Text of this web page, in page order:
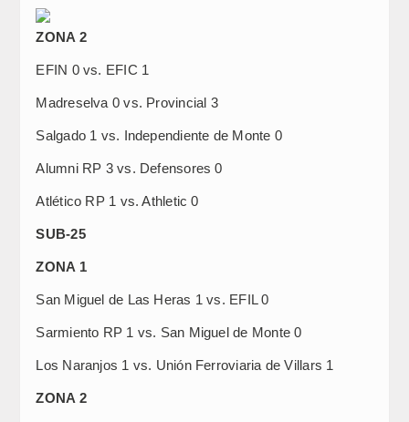
ZONA 2
EFIN 0 vs. EFIC 1
Madreselva 0 vs. Provincial 3
Salgado 1 vs. Independiente de Monte 0
Alumni RP 3 vs. Defensores 0
Atlético RP 1 vs. Athletic 0
SUB-25
ZONA 1
San Miguel de Las Heras 1 vs. EFIL 0
Sarmiento RP 1 vs. San Miguel de Monte 0
Los Naranjos 1 vs. Unión Ferroviaria de Villars 1
ZONA 2